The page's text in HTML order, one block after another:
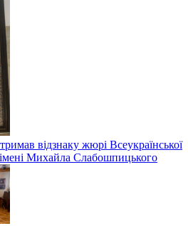
відзнаку жюрі Всеукраїнської
імені Михайла Слабошпицького